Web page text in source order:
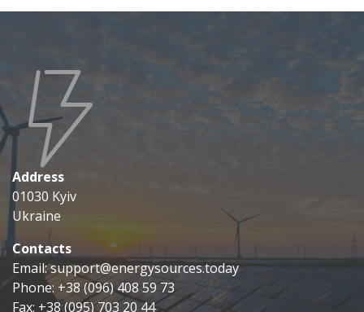
Address
01030 Kyiv
Ukraine
Contacts
Email: support@energysources.today
Phone: +38 (096) 408 59 73
Fax: +38 (095) 703 20 44